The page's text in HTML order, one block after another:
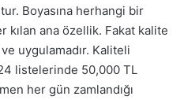
Boyasına herhangi bir
kılan ana özellik. Fakat kalite
uygulamadır. Kaliteli
listelerinde 50,000 TL
her gün zamlandığı